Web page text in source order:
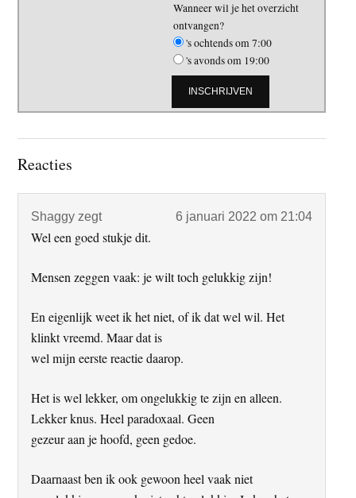
Wanneer wil je het overzicht
ontvangen?
's ochtends om 7:00
's avonds om 19:00
Lees
Reacties
Shaggy zegt 6 januari 2022 om 21:04
Wel een goed stukje dit.
Mensen zeggen vaak: je wilt toch gelukkig zijn!
En eigenlijk weet ik het niet, of ik dat wel wil. Het
klinkt vreemd. Maar dat is
wel mijn eerste reactie daarop.
Het is wel lekker, om ongelukkig te zijn en alleen.
Lekker knus. Heel paradoxaal. Geen
gezeur aan je hoofd, geen gedoe.
Daarnaast ben ik ook gewoon heel vaak niet